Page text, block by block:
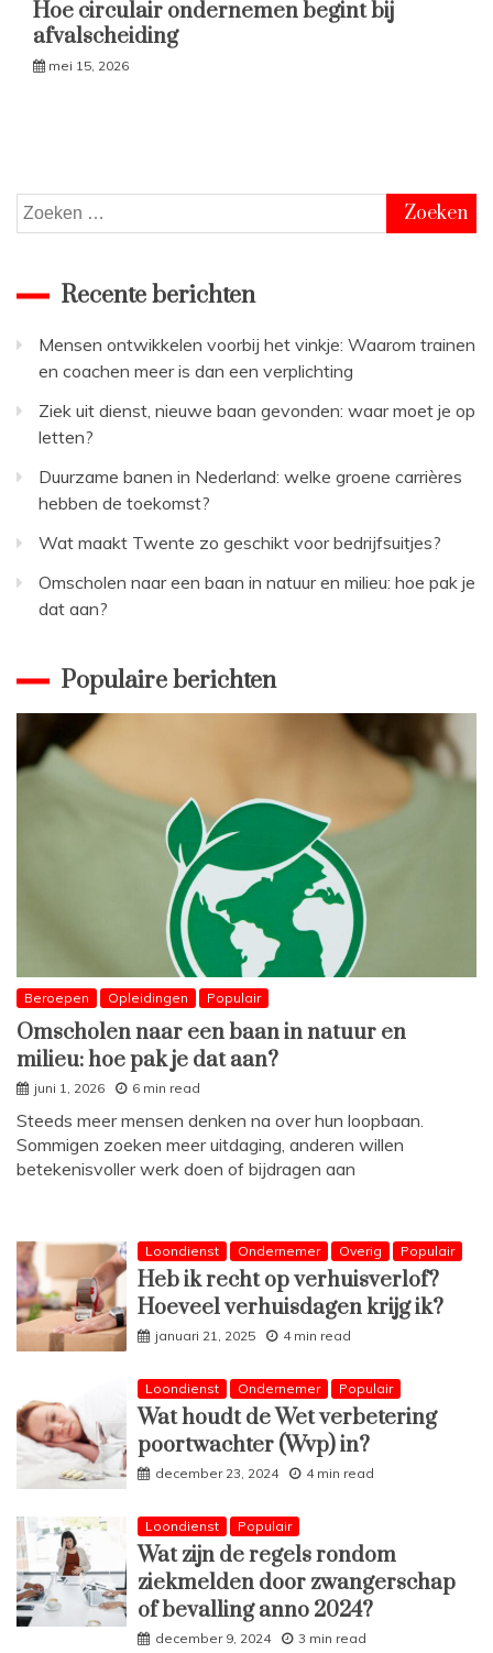
Hoe circulair ondernemen begint bij
afvalscheiding
mei 15, 2026
Zoeken
naar:
Recente berichten
Mensen ontwikkelen voorbij het vinkje: Waarom trainen
en coachen meer is dan een verplichting
Ziek uit dienst, nieuwe baan gevonden: waar moet je op
letten?
Duurzame banen in Nederland: welke groene carrières
hebben de toekomst?
Wat maakt Twente zo geschikt voor bedrijfsuitjes?
Omscholen naar een baan in natuur en milieu: hoe pak je
dat aan?
Populaire berichten
Beroepen Opleidingen Populair
Omscholen naar een baan in natuur en
milieu: hoe pak je dat aan?
juni 1, 2026 6 min read
Steeds meer mensen denken na over hun loopbaan.
Sommigen zoeken meer uitdaging, anderen willen
betekenisvoller werk doen of bijdragen aan
Loondienst Ondernemer Overig Populair
Heb ik recht op verhuisverlof?
Hoeveel verhuisdagen krijg ik?
januari 21, 2025 4 min read
Loondienst Ondernemer Populair
Wat houdt de Wet verbetering
poortwachter (Wvp) in?
december 23, 2024 4 min read
Loondienst Populair
Wat zijn de regels rondom
ziekmelden door zwangerschap
of bevalling anno 2024?
december 9, 2024 3 min read